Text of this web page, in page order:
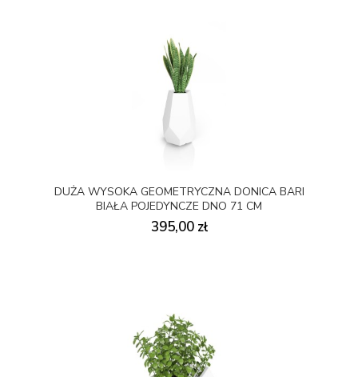
DUŻA WYSOKA GEOMETRYCZNA DONICA BARI
BIAŁA POJEDYNCZE DNO 71 CM
395,00 zł